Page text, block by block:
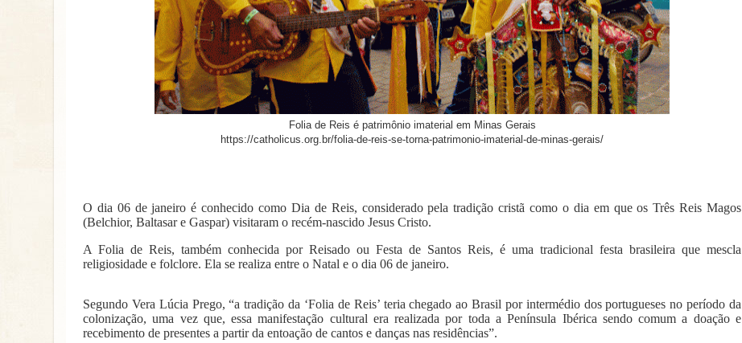
Folia de Reis é patrimônio imaterial em Minas Gerais
https://catholicus.org.br/folia-de-reis-se-torna-patrimonio-imaterial-de-minas-gerais/
O dia 06 de janeiro é conhecido como Dia de Reis, considerado pela tradição cristã como o dia em que os Três Reis Magos
(Belchior, Baltasar e Gaspar) visitaram o recém-nascido Jesus Cristo.
A Folia de Reis, também conhecida por Reisado ou Festa de Santos Reis, é uma tradicional festa brasileira que mescla
religiosidade e folclore. Ela se realiza entre o Natal e o dia 06 de janeiro.
Segundo Vera Lúcia Prego, “a tradição da ‘Folia de Reis’ teria chegado ao Brasil por intermédio dos portugueses no período da
colonização, uma vez que, essa manifestação cultural era realizada por toda a Península Ibérica sendo comum a doação e
recebimento de presentes a partir da entoação de cantos e danças nas residências”.